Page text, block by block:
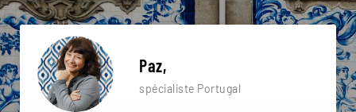
Paz,
spécialiste Portugal